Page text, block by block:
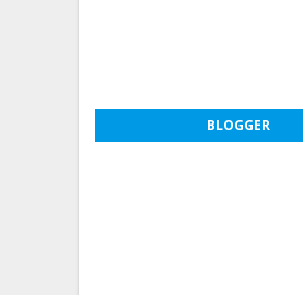
BLOGGER